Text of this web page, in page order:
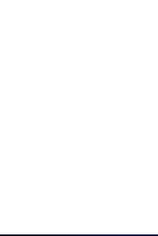
vs 鄭 44.40%
정청래 44.40%
석 46.35% 송영길 5.83%
래 41.94% 송영길 7.76%
간 되길"